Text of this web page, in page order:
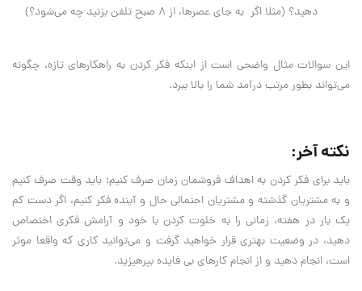
دهید؟ (مثلا اگر به جای عصرها، از ۸ صبح تلفن بزنید چه می‌شود؟)
این سوالات مثال واضحی است از اینکه فکر کردن به راهکارهای تازه، چگونه
می‌تواند بطور مرتب درآمد شما را بالا ببرد.
نکته آخر:
باید برای فکر کردن به اهداف فروشمان زمان صرف کنیم؛ باید وقت صرف کنیم
و به مشتریان گذشته و مشتریان احتمالی حال و آینده فکر کنیم، اگر دست کم
یک بار در هفته، زمانی را به خلوت کردن با خود و آرامش فکری اختصاص
دهید، در وضعیت بهتری قرار خواهید گرفت و می‌توانید کاری که واقعا موثر
است، انجام دهید و از انجام کارهای بی فایده بپرهیزید.